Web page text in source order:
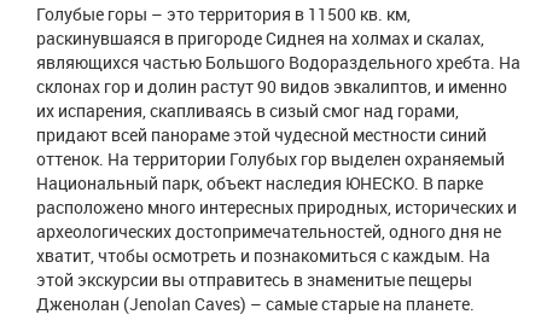
Голубые горы – это территория в 11500 кв. км,
раскинувшаяся в пригороде Сиднея на холмах и скалах,
являющихся частью Большого Водораздельного хребта. На
склонах гор и долин растут 90 видов эвкалиптов, и именно
их испарения, скапливаясь в сизый смог над горами,
придают всей панораме этой чудесной местности синий
оттенок. На территории Голубых гор выделен охраняемый
Национальный парк, объект наследия ЮНЕСКО. В парке
расположено много интересных природных, исторических и
археологических достопримечательностей, одного дня не
хватит, чтобы осмотреть и познакомиться с каждым. На
этой экскурсии вы отправитесь в знаменитые пещеры
Дженолан (Jenolan Caves) – самые старые на планете.